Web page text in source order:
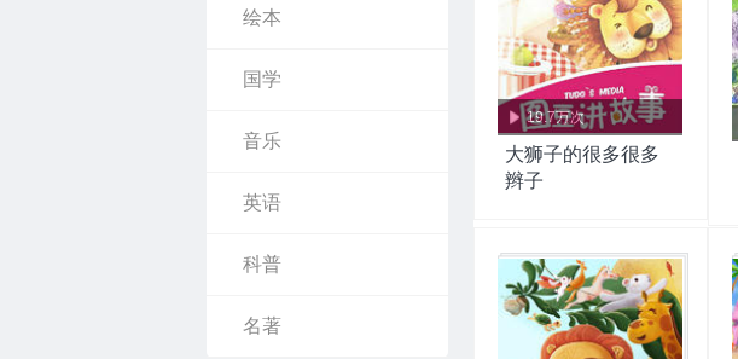
绘本
国学
音乐
英语
科普
名著
19.7万次
大狮子的很多很多
辫子